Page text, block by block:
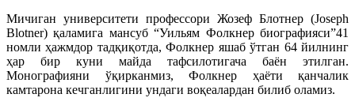
Мичиган университети профессори Жозеф Блотнер (Joseph
Blotner) қаламига мансуб “Уильям Фолкнер биографияси”41
номли ҳажмдор тадқиқотда, Фолкнер яшаб ўтган 64 йилнинг
ҳар бир куни майда тафсилотигача баён этилган.
Монографияни ўқирканмиз, Фолкнер ҳаёти қанчалик
камтарона кечганлигини ундаги воқеалардан билиб оламиз.